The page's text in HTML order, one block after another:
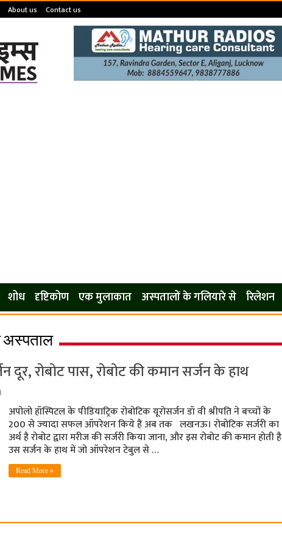
About us Contact us
शोध दृष्टिकोण एक मुलाकात अस्पतालों के गलियारे से रिलेशन
अस्पताल
दूर, रोबोट पास, रोबोट की कमान सर्जन के हाथ
अपोलो हॉस्पिटल के पीडियाट्रि‍क रोबोटिक यूरोसर्जन डॉ वी श्रीपति ने बच्‍चों के
200 से ज्‍यादा सफल ऑपरेशन किये हैं अब तक लखनऊ। रोबोटिक सर्जरी का
अर्थ है रोबोट द्वारा मरीज की सर्जरी किया जाना, और इस रोबोट की कमान होती है
उस सर्जन के हाथ में जो ऑपरेशन टेबुल से …
Read More »